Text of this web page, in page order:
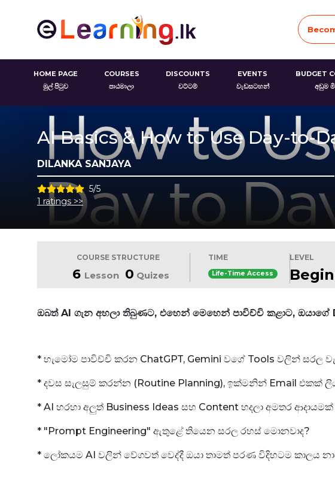
HOME PAGE
මුල් පිටුව
COURSES
පාඨමාලා
DISCOUNTS
වට්ටම්
EVENTS
වැඩසටහන්
BUDGET
අඩුම
AI Basics & How to Use Day-to-
DILANKA SANJAYA
5/5
1 ratings >>
COURSE STRUCTURE
6 Lesson 0 Quizes
TIME
Life-Time Access
LEVEL
ඔබත් AI ගැන අහලා තිබුණට, එහෙන් මෙහෙන් පාවිච්චි කළාට, ඔයාගේ
* හැමෝම පාවිච්චි කරන ChatGPT, Gemini වගේ Tools වලින් සරල
* දවස සැලසුම් කරන්න (Routine Planning), ඉක්මනින් Email
* AI හරහා අලුත් Business Ideas සහ Content හදලා අමතර
* "Prompt Engineering" ඇතුළේ තියෙන සරල රහස් මොනවාද?
* ලෝකයම AI වලින් වේගවත් වෙද්දී ඔයා තාමත් පරණ විදිහටම කාලය